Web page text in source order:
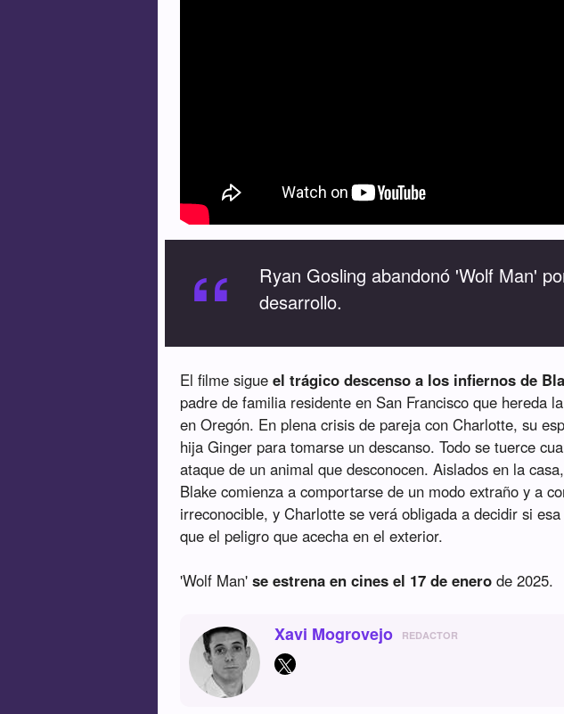
“
Ryan Gosling abandonó 'Wolf Man'
desarrollo.
El filme sigueel trágico descenso a los infiernos de
padre de familia residente en San Francisco que hereda
en Oregón. En plena crisis de pareja con Charlotte, su
hija Ginger para tomarse un descanso. Todo se tuerce
ataque de un animal que desconocen. Aislados en la
Blake comienza a comportarse de un modo extraño y a
irreconocible, y Charlotte se verá obligada a decidir si
que el peligro que acecha en el exterior.
'Wolf Man'se estrena en cines el 17 de enero de 2025.
Xavi Mogrovejo REDACTOR